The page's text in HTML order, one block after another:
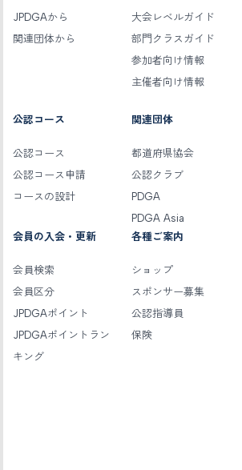
JPDGAから
関連団体から
大会レベルガイド
部門クラスガイド
参加者向け情報
主催者向け情報
公認コース
公認コース
公認コース申請
コースの設計
関連団体
都道府県協会
公認クラブ
PDGA
PDGA Asia
会員の入会・更新
会員検索
会員区分
JPDGAポイント
JPDGAポイントラン
キング
各種ご案内
ショップ
スポンサー募集
公認指導員
保険